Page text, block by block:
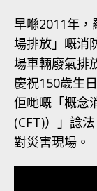
早喺2011年，
場排放」嘅消
場車輛廢氣排
慶祝150歲生
佢哋嘅「概念
(CFT)）」諗
對災害現場。